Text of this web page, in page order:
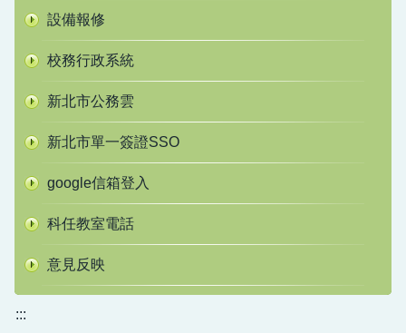
設備報修
校務行政系統
新北市公務雲
新北市單一簽證SSO
google信箱登入
科任教室電話
意見反映
:::